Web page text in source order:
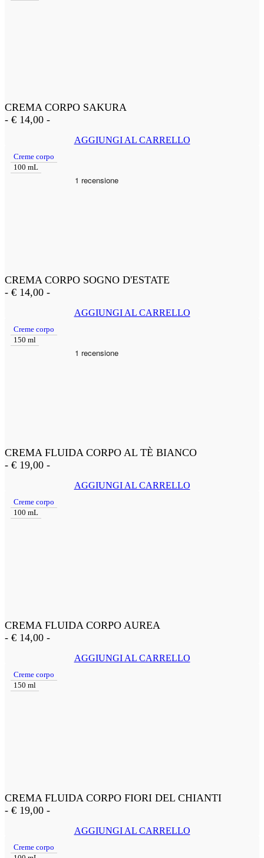
CREMA CORPO SAKURA
- € 14,00 -
AGGIUNGI AL CARRELLO
Creme corpo
100 mL
CREMA CORPO SOGNO D'ESTATE
- € 14,00 -
AGGIUNGI AL CARRELLO
Creme corpo
150 ml
CREMA FLUIDA CORPO AL TÈ BIANCO
- € 19,00 -
AGGIUNGI AL CARRELLO
Creme corpo
100 mL
CREMA FLUIDA CORPO AUREA
- € 14,00 -
AGGIUNGI AL CARRELLO
Creme corpo
150 ml
CREMA FLUIDA CORPO FIORI DEL CHIANTI
- € 19,00 -
AGGIUNGI AL CARRELLO
Creme corpo